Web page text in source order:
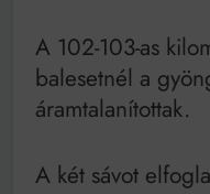
A 102-103-as
balesetnél a
áramtalanítottak.
A két sávot